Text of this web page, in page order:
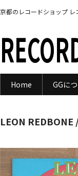
京都のレコードショップ
Home GGに
LEON REDBONE